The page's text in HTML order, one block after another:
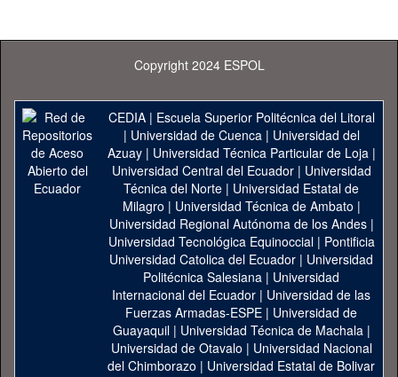
Copyright 2024 ESPOL
CEDIA| Escuela Superior Politécnica del Litoral
| Universidad de Cuenca| Universidad del
Azuay| Universidad Técnica Particular de Loja|
Universidad Central del Ecuador| Universidad
Técnica del Norte | Universidad Estatal de
Milagro | Universidad Técnica de Ambato |
Universidad Regional Autónoma de los Andes|
Universidad Tecnológica Equinoccial| Pontificia
Universidad Catolica del Ecuador | Universidad
Politécnica Salesiana | Universidad
Internacional del Ecuador | Universidad de las
Fuerzas Armadas-ESPE | Universidad de
Guayaquil| Universidad Técnica de Machala|
Universidad de Otavalo | Universidad Nacional
del Chimborazo | Universidad Estatal de Bolivar